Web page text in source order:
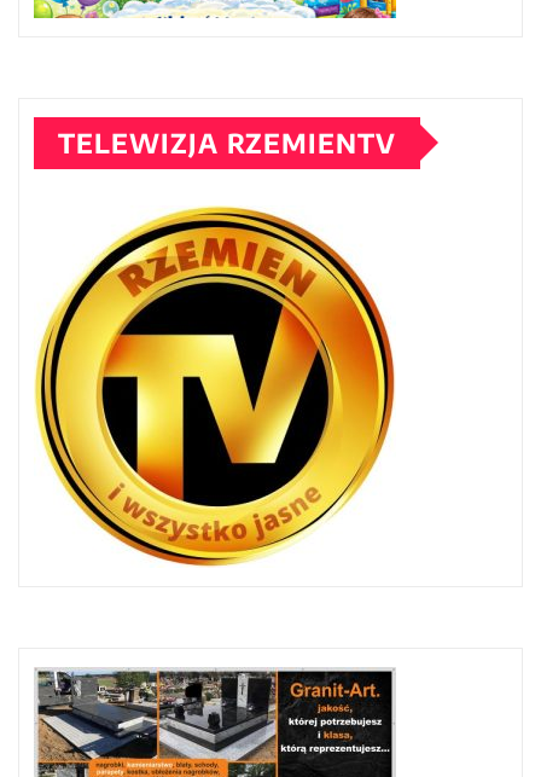
TELEWIZJA RZEMIENTV